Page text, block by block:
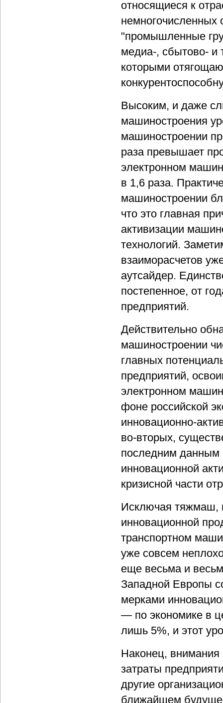
относящиеся к
немногочисленных
"промышленные
медиа-, сбытово- и
которыми
Высоким, и даже
машиностроения
машиностроении
раза превышает
электронном
в 1,6 раза.
машиностроении
что это главная
активизации
технологий.
взаиморасчетов
аутсайдер.
постепенное, от
предприятий.
Действительно
машиностроении
главных
предприятий,
электронном
фоне российской
инновационно-
во-вторых,
последним данным
инновационной
кризисной части
Исключая тяжмаш,
инновационной
транспортном
уже совсем
еще весьма и
Западной Европы
мерками
— по экономике в
лишь 5%, и этот
Наконец, внимания
затраты
другие
ближайшем